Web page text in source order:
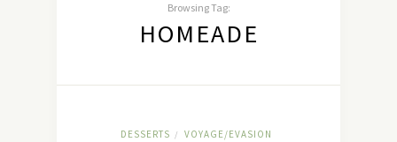
Browsing Tag:
HOMEADE
DESSERTS / VOYAGE/EVASION